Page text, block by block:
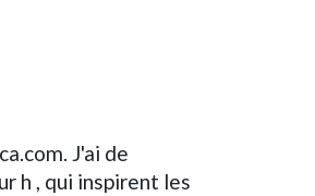
J'ai de
h , qui inspirent les